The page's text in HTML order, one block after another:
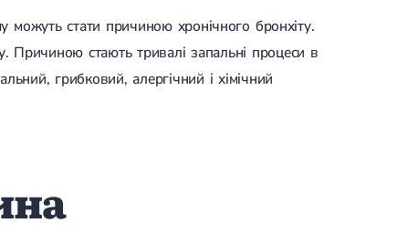
можуть стати причиною хронічного бронхіту.
Причиною стають тривалі запальні процеси в
грибковий, алергічний і хімічний